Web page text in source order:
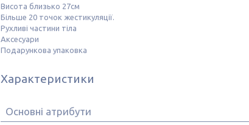
Висота близько 27см
Більше 20 точок жестикуляції.
Рухливі частини тіла
Аксесуари
Подарункова упаковка
Характеристики
Основні атрибути